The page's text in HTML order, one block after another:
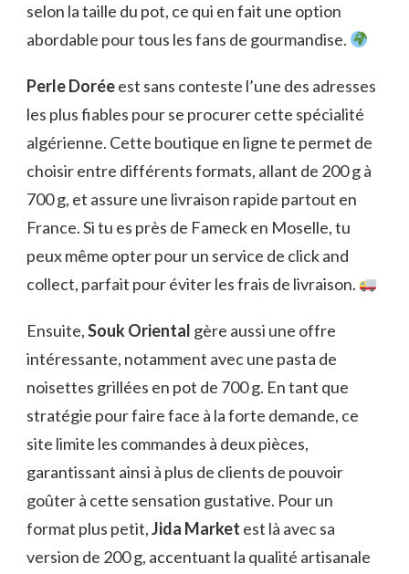
selon la taille du pot, ce qui en fait une option
abordable pour tous les fans de gourmandise.
Perle Doréeest sans conteste l’une des adresses
les plus fiables pour se procurer cette spécialité
algérienne. Cette boutique en ligne te permet de
choisir entre différents formats, allant de 200 g à
700 g, et assure une livraison rapide partout en
France. Si tu es près de Fameck en Moselle, tu
peux même opter pour un service de click and
collect, parfait pour éviter les frais de livraison.
Ensuite,Souk Oriental gère aussi une offre
intéressante, notamment avec une pasta de
noisettes grillées en pot de 700 g. En tant que
stratégie pour faire face à la forte demande, ce
site limite les commandes à deux pièces,
garantissant ainsi à plus de clients de pouvoir
goûter à cette sensation gustative. Pour un
format plus petit,Jida Market est là avec sa
version de 200 g, accentuant la qualité artisanale